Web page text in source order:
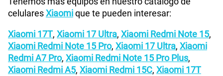
celularesXiaomique te pueden interesar:
Xiaomi 17T, Xiaomi 17 Ultra, Xiaomi Redmi Note 15,
Xiaomi Redmi Note 15 Pro, Xiaomi 17 Ultra, Xiaomi
Redmi A7 Pro, Xiaomi Redmi Note 15 Pro Plus,
Xiaomi Redmi A5, Xiaomi Redmi 15C, Xiaomi 17T